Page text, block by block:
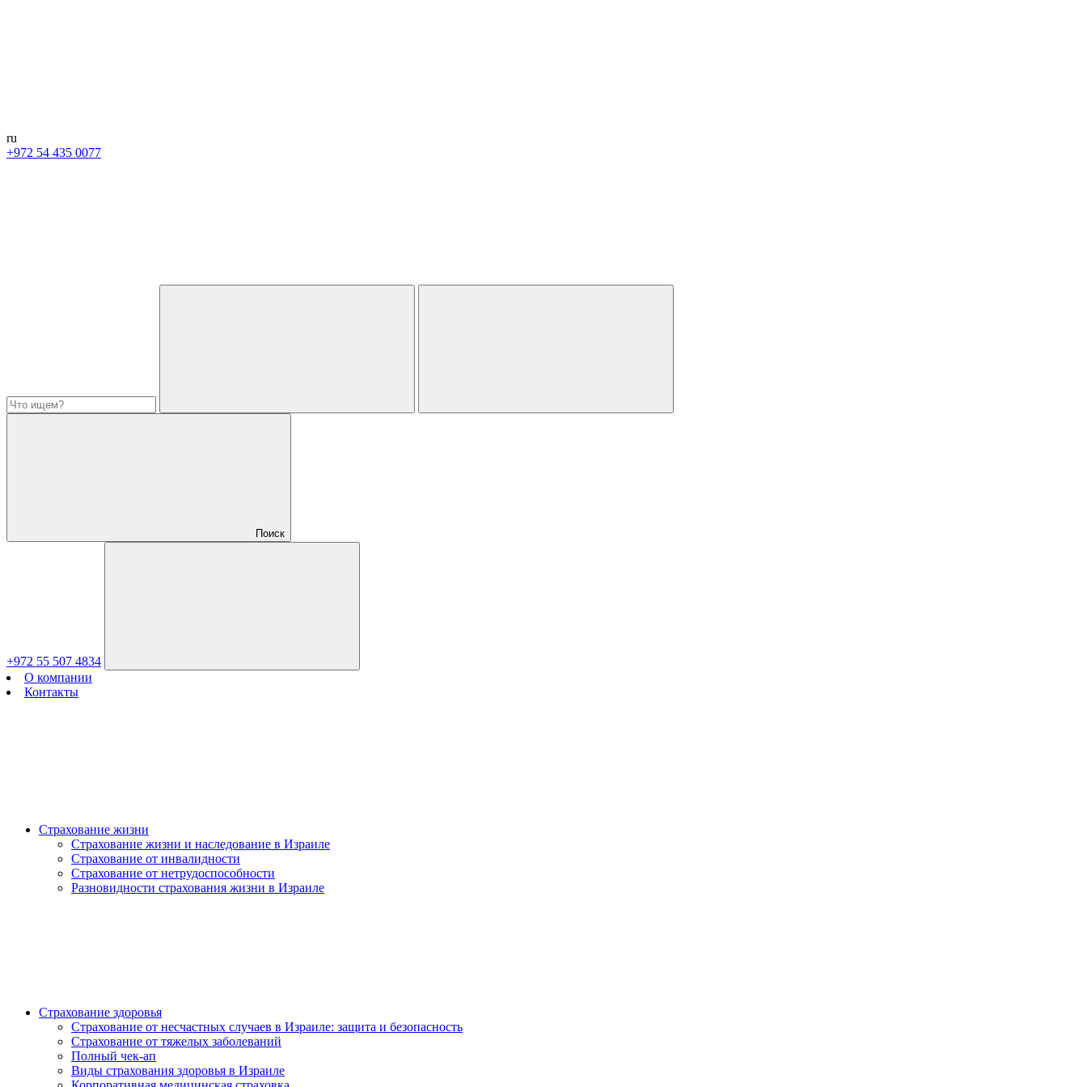
ru
+972 54 435 0077
Поиск
+972 55 507 4834
О компании
Контакты
Страхование жизни
Страхование жизни и наследование в Израиле
Страхование от инвалидности
Страхование от нетрудоспособности
Разновидности страхования жизни в Израиле
Страхование здоровья
Страхование от несчастных случаев в Израиле: защита и безопасность
Страхование от тяжелых заболеваний
Полный чек-ап
Виды страхования здоровья в Израиле